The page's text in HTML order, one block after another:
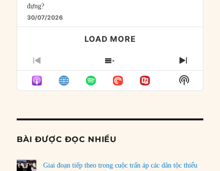
đựng?
30/07/2026
LOAD MORE
PREVIOUS
EPISODE
SHOW
EPISODES
LIST
NEXT
Show
Podcast
BÀI ĐƯỢC ĐỌC NHIỀU
Giai đoạn tiếp theo trong cuộc trấn áp các dân tộc thiểu